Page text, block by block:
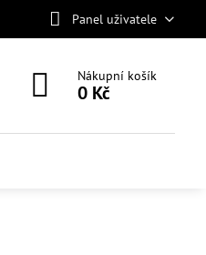
Panel uživatele
Nákupní košík
0 Kč